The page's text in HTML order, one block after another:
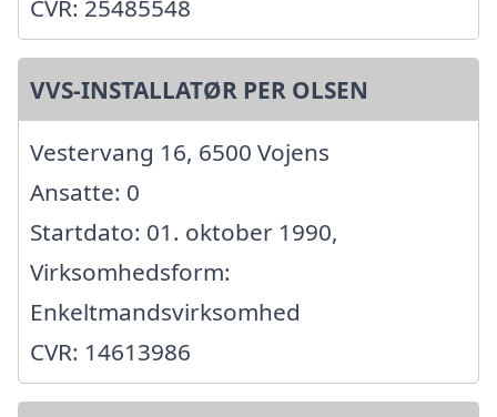
CVR: 25485548
VVS-INSTALLATØR PER OLSEN
Vestervang 16, 6500 Vojens
Ansatte: 0
Startdato: 01. oktober 1990,
Virksomhedsform:
Enkeltmandsvirksomhed
CVR: 14613986